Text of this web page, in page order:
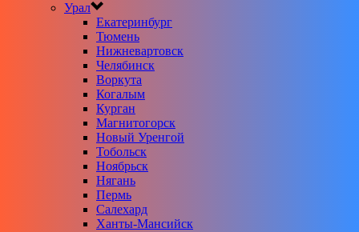
Урал
Екатеринбург
Тюмень
Нижневартовск
Челябинск
Воркута
Когалым
Курган
Магнитогорск
Новый Уренгой
Тобольск
Ноябрьск
Нягань
Пермь
Салехард
Ханты-Мансийск